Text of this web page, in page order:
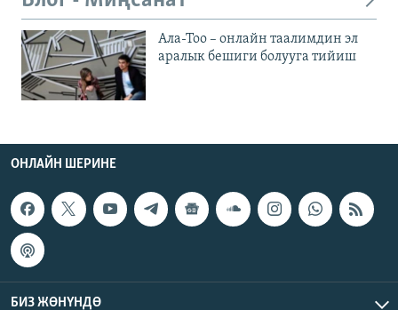
Ала-Тоо – онлайн таалимдин эл
аралык бешиги болууга тийиш
ОНЛАЙН ШЕРИНЕ
БИЗ ЖӨНҮНДӨ